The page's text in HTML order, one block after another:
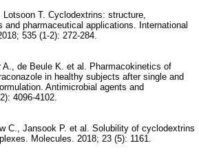
T. Cyclodextrins: structure,
and pharmaceutical applications. International
535 (1-2): 272-284.
A., de Beule K. et al. Pharmacokinetics of
in healthy subjects after single and
Antimicrobial agents and
4096-4102.
C., Jansook P. et al. Solubility of cyclodextrins
Molecules. 2018; 23 (5): 1161.